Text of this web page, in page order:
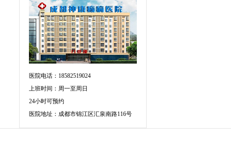
医院电话：18582519024
上班时间：周一至周日
24小时可预约
医院地址：成都市锦江区汇泉南路116号